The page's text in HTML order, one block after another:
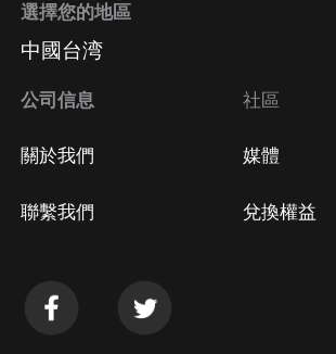
選擇您的地區
中國台湾
公司信息
關於我們
聯繫我們
社區
媒體
兌換權益